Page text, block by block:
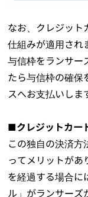
なお、クレジット
仕組みが適用され
与信枠をランサー
たら与信枠の確保
スへお支払いしま
■クレジットカー
この独自の決済方
ってメリットがあ
を経過する場合に
ル」がランサーズ